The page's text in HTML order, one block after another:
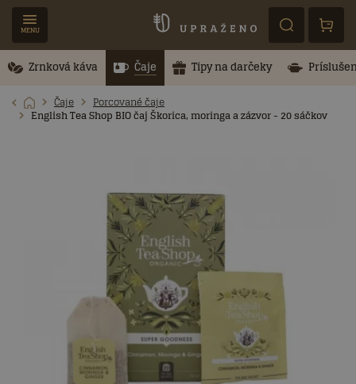
MENU
Zrnková káva Čaje Tipy na darčeky
Čaje
Porcované čaje
English Tea Shop BIO čaj Škorica, moringa a zázvor - 20 sáčkov